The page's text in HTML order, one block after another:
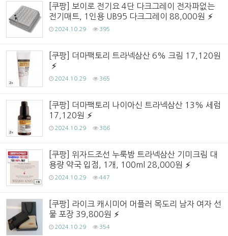
[쿠팡] 보이로 전기요 4단 다크그레이 전자파없는
전기매트, 1인용 UB95 다크그레이 88,000원
2024.10.29 395
[쿠팡] 더마팩토리 트라넥삼산 6% 크림 17,120원
2024.10.29 365
[쿠팡] 더마팩토리 나이아신 트라넥삼산 13% 세럼
17,120원
2024.10.29 386
[쿠팡] 위자드조선 누룩밤 트라넥삼산 기미크림 대
용량 약국 입점, 1개, 100ml 28,000원
2024.10.29 447
[쿠팡] 라이크 캐시미어 머플러 목도리 남자 여자 선
물 포장 39,800원
2024.10.29 354